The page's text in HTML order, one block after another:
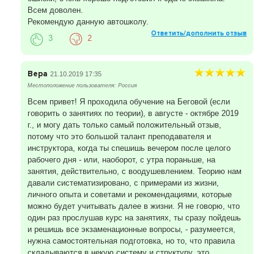
Всем доволен.
Рекомендую данную автошколу.
Ответить/дополнить отзыв
3 2
Вера 21.10.2019 17:35
Местоположение пользователя: Россия
Всем привет! Я проходила обучение на Беговой (если
говорить о занятиях по теории), в августе - октябре 2019
г., и могу дать только самый положительный отзыв,
потому что это большой талант преподавателя и
инструктора, когда ты спешишь вечером после целого
рабочего дня - или, наоборот, с утра пораньше, на
занятия, действительно, с воодушевлением. Теорию нам
давали систематизировано, с примерами из жизни,
личного опыта и советами и рекомендациями, которые
можно будет учитывать далее в жизни. Я не говорю, что
один раз прослушав курс на занятиях, ты сразу пойдешь
и решишь все экзаменационные вопросы, - разумеется,
нужна самостоятельная подготовка, но то, что правила